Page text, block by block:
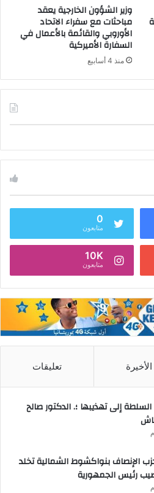
وزير الشؤون الخارجية يعقد
مباحثات مع سفراء الاتحاد
الأوروبي والقائمة بالأعمال في
السفارة الأميركية
منذ 4 أسابيع
0
متابعون
10K
متابعون
الأخيرة تعليقات
إلى تهذيبها ؛. الدكتور صالح
الإنصاف بنواكشوط الشمالية تخلد
رئيس الجمهورية